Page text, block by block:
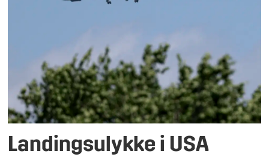
Landingsulykke i USA